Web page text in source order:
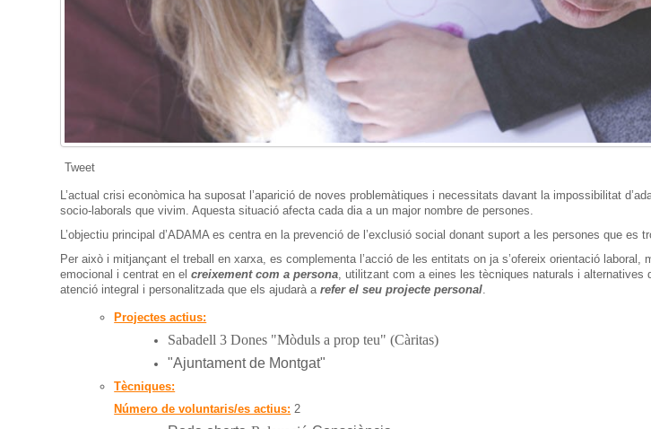
Tweet
L’actual crisi econòmica ha suposat l’aparició de noves problemàtiques i necessitats davant la impossibilitat
socio-laborals que vivim. Aquesta situació afecta cada dia a un major nombre de persones.
L’objectiu principal d’ADAMA es centra en la prevenció de l’exclusió social donant suport a les persones que es
Per això i mitjançant el treball en xarxa, es complementa l’acció de les entitats on ja s’ofereix orientació laboral,
emocional i centrat en elcreixement com a persona, utilitzant com a eines les tècniques naturals i alternatives
atenció integral i personalitzada que els ajudarà arefer el seu projecte personal.
Projectes actius:
Sabadell 3 Dones "Mòduls a prop teu" (Càritas)
"Ajuntament de Montgat"
Tècniques:
Número de voluntaris/es actius: 2